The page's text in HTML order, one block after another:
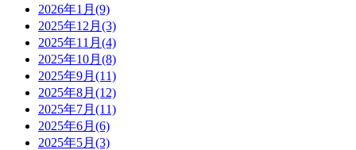
2026年1月(9)
2025年12月(3)
2025年11月(4)
2025年10月(8)
2025年9月(11)
2025年8月(12)
2025年7月(11)
2025年6月(6)
2025年5月(3)